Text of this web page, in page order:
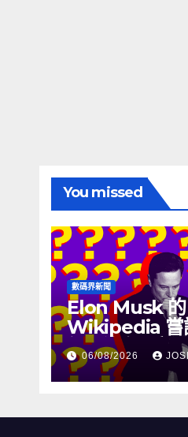
You missed
數碼界新聞
Elon Musk
Wikipedia 嘗
個月沒有更新
06/08/2026